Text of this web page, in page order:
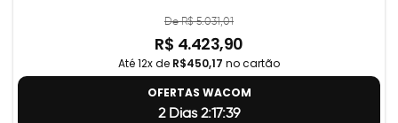
De R$ 5.031,01
R$ 4.423,90
Até 12x de R$450,17 no cartão
OFERTAS WACOM
2 Dias 2:17:38